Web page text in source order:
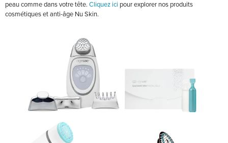
peau comme dans votre tête. Cliquez ici pour explorer nos produits
cosmétiques et anti-âge Nu Skin.